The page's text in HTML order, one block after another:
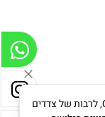
לידיעתך, באתרנו נעשה שימוש בקבצי Cookies, לרבות של צדדים